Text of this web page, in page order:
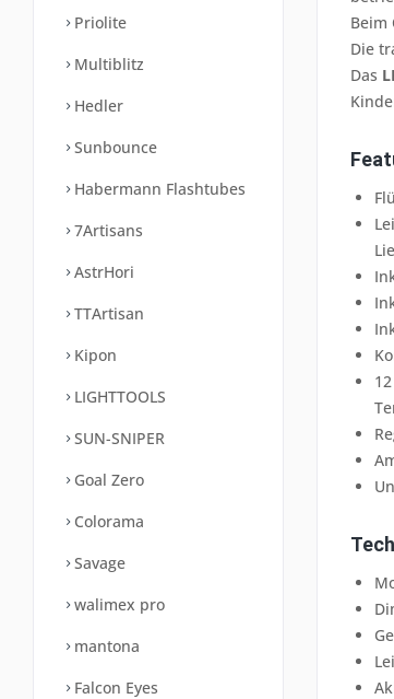
Priolite
Multiblitz
Hedler
Sunbounce
Habermann Flashtubes
7Artisans
AstrHori
TTArtisan
Kipon
LIGHTTOOLS
SUN-SNIPER
Goal Zero
Colorama
Savage
walimex pro
mantona
Falcon Eyes
Beim
Die
Das